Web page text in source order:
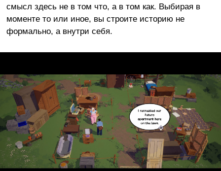
смысл здесь не в том что, а в том как. Выбирая в
моменте то или иное, вы строите историю не
формально, а внутри себя.